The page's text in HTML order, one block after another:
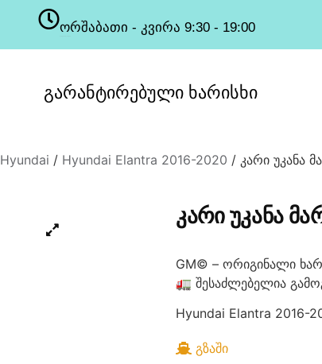
ორშაბათი - კვირა 9:30 - 19:00
გარანტირებული ხარისხი
Hyundai / Hyundai Elantra 2016-2020 / კარი უკანა
ᲙᲐᲠᲘ ᲣᲙᲐᲜᲐ
GM© – ორიგინალი
🚛 შესაძლებელია
Hyundai Elantra 2016-
ᲒᲖᲐᲨᲘ